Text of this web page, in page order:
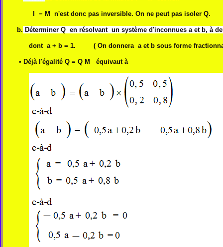
I − M n'est donc pas inversible. On ne peut pas isoler Q.
b. Déterminer Q en résolvant un système d'inconnues a et b, à
dont a + b = 1. ( On donnera a et b sous forme
• Déjà l'égalité Q = Q M équivaut à